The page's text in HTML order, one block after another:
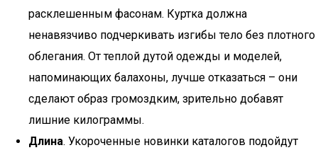
расклешенным фасонам. Куртка должна
ненавязчиво подчеркивать изгибы тело без плотного
облегания. От теплой дутой одежды и моделей,
напоминающих балахоны, лучше отказаться – они
сделают образ громоздким, зрительно добавят
лишние килограммы.
Длина. Укороченные новинки каталогов подойдут